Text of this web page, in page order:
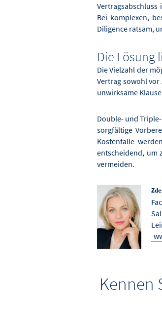
Bei komplexen,
Diligence ratsam,
Die Lösung
Die Vielzahl der
Vertrag sowohl
unwirksame
Double- und
sorgfältige
Kostenfalle
entscheidend, um
vermeiden.
Kennen